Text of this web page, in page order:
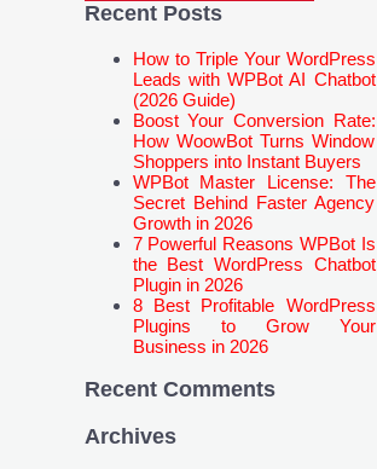
Recent Posts
How to Triple Your WordPress
Leads with WPBot AI Chatbot
(2026 Guide)
Boost Your Conversion Rate:
How WoowBot Turns Window
Shoppers into Instant Buyers
WPBot Master License: The
Secret Behind Faster Agency
Growth in 2026
7 Powerful Reasons WPBot Is
the Best WordPress Chatbot
Plugin in 2026
8 Best Profitable WordPress
Plugins to Grow Your
Business in 2026
Recent Comments
Archives